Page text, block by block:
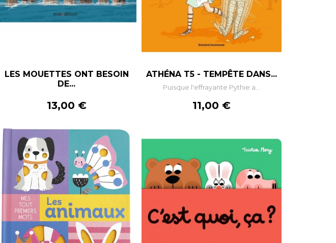
LES MOUETTES ONT BESOIN
DE...
Prix
13,00 €
ATHÉNA T5 - TEMPÊTE DANS...
Puisque l'effrayante Pythie a...
Prix
11,00 €